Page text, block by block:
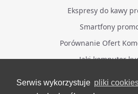
Serwis wykorzystuje pliki
Ekspresy do kawy
Smartfony
Porównanie Ofert
Jaki komputer
BĄDŹ NA